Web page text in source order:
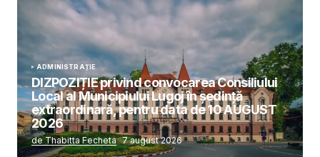
ADMINISTRAȚIE
DIZPOZIȚIE privind convocarea Consiliului
Local al Municipiului Lugoj în şedinţă
extraordinară, pentru data de 10 AUGUST
2026
de Thabitta Fecheta 7 august 2026